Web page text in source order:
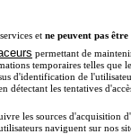
et ne peuvent pas être
permettant de
temporaires telles que
d'identification de
détectant les tentatives
les sources d'acquisition
naviguent sur nos